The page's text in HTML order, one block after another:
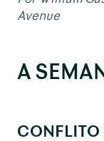
Avenue
A
CONFLITO